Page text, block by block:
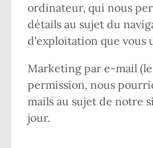
ordinateur, qui nous
détails au sujet du
d'exploitation que vous
Marketing par e-mail
permission, nous
mails au sujet de notre
jour.